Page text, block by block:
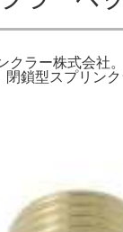
クラー株式会社
閉鎖型スプリン